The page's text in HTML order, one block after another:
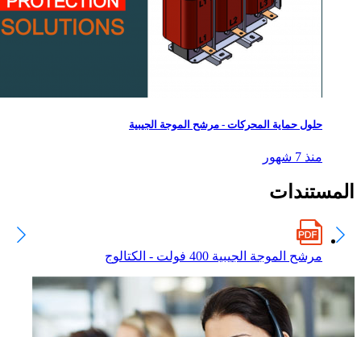
حلول حماية المحركات - مرشح الموجة الجيبية
منذ 7 شهور
المستندات
مرشح الموجة الجيبية 400 فولت - الكتالوج